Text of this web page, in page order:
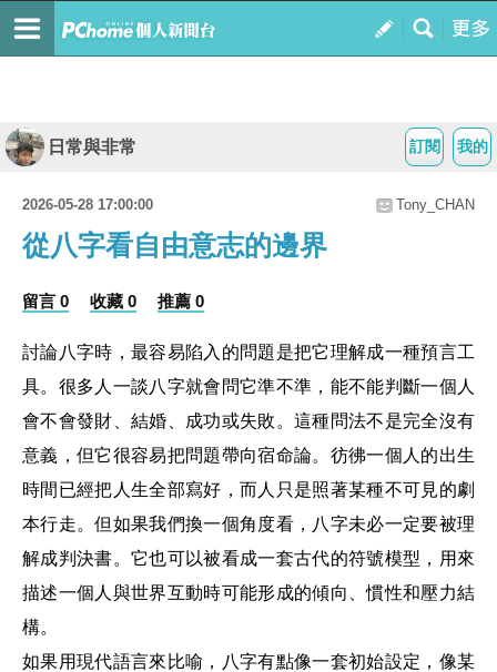
我的
訂閱
日常與非常
2026-05-28 17:00:00 Tony_CHAN
從八字看自由意志的邊界
留言 0 收藏 0 推薦 0
討論八字時，最容易陷入的問題是把它理解成一種預言工
具。很多人一談八字就會問它準不準，能不能判斷一個人
會不會發財、結婚、成功或失敗。這種問法不是完全沒有
意義，但它很容易把問題帶向宿命論。彷彿一個人的出生
時間已經把人生全部寫好，而人只是照著某種不可見的劇
本行走。但如果我們換一個角度看，八字未必一定要被理
解成判決書。它也可以被看成一套古代的符號模型，用來
描述一個人與世界互動時可能形成的傾向、慣性和壓力結
構。
如果用現代語言來比喻，八字有點像一套初始設定，像某